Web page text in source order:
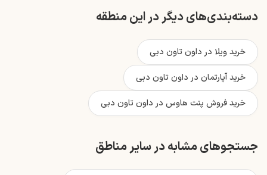
دسته‌بندی‌های دیگر در این منطقه
خرید ویلا در داون تاون دبی
خرید آپارتمان در داون تاون دبی
خرید فروش پنت‌ هاوس در داون تاون دبی
جستجوهای مشابه در سایر مناطق